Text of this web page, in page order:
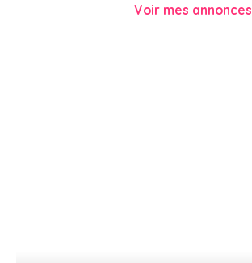
Voir mes annonces